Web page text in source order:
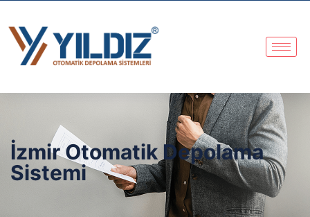
İzmir Otomatik Depolama
Sistemi